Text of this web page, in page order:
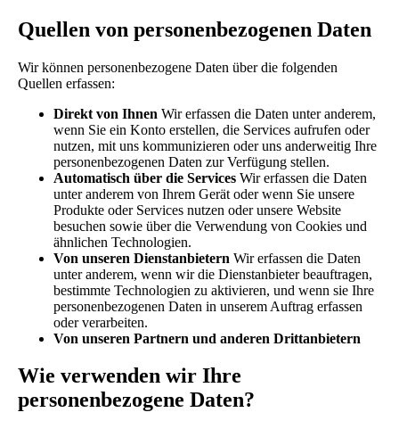
Quellen von personenbezogenen Daten
Wir können personenbezogene Daten über die folgenden
Quellen erfassen:
Direkt von Ihnen Wir erfassen die Daten unter anderem,
wenn Sie ein Konto erstellen, die Services aufrufen oder
nutzen, mit uns kommunizieren oder uns anderweitig Ihre
personenbezogenen Daten zur Verfügung stellen.
Automatisch über die Services Wir erfassen die Daten
unter anderem von Ihrem Gerät oder wenn Sie unsere
Produkte oder Services nutzen oder unsere Website
besuchen sowie über die Verwendung von Cookies und
ähnlichen Technologien.
Von unseren Dienstanbietern Wir erfassen die Daten
unter anderem, wenn wir die Dienstanbieter beauftragen,
bestimmte Technologien zu aktivieren, und wenn sie Ihre
personenbezogenen Daten in unserem Auftrag erfassen
oder verarbeiten.
Von unseren Partnern und anderen Drittanbietern
Wie verwenden wir Ihre
personenbezogene Daten?